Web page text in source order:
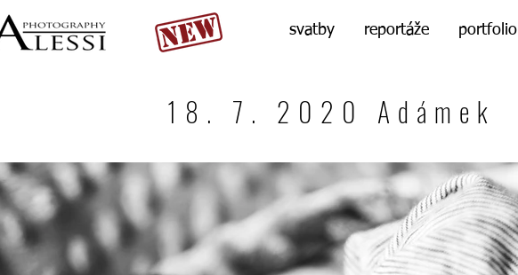
svatby reportáže portfolio
18. 7. 2020 Adámek